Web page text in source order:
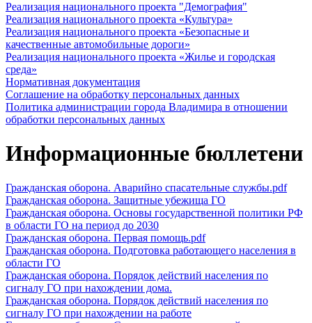
Реализация национального проекта "Демография"
Реализация национального проекта «Культура»
Реализация национального проекта «Безопасные и
качественные автомобильные дороги»
Реализация национального проекта «Жилье и городская
среда»
Нормативная документация
Соглашение на обработку персональных данных
Политика администрации города Владимира в отношении
обработки персональных данных
Информационные бюллетени
Гражданская оборона. Аварийно спасательные службы.pdf
Гражданская оборона. Защитные убежища ГО
Гражданская оборона. Основы государственной политики РФ
в области ГО на период до 2030
Гражданская оборона. Первая помощь.pdf
Гражданская оборона. Подготовка работающего населения в
области ГО
Гражданская оборона. Порядок действий населения по
сигналу ГО при нахождении дома.
Гражданская оборона. Порядок действий населения по
сигналу ГО при нахождении на работе